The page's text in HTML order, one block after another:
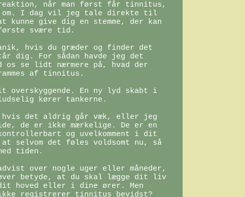
når man først får tinnitus,
om. I dag vil jeg tale direkte til
give dig en stemme, der kan
svære tid.
hvis du græder og finder det
dig. For sådan havde jeg det
se lidt nærmere på, hvad der
af tinnitus.
En ny lyd skabt i
kører tankerne.
hvis det aldrig går væk, eller jeg
de er ikke mærkelige. De er en
og uvelkomment i dit
det føles voldsomt nu, så
tiden.
over nogle uger eller måneder,
betyde, at du skal lægge dit liv
hoved eller i dine ører. Men
ikke registrerer tinnitus bevidst?